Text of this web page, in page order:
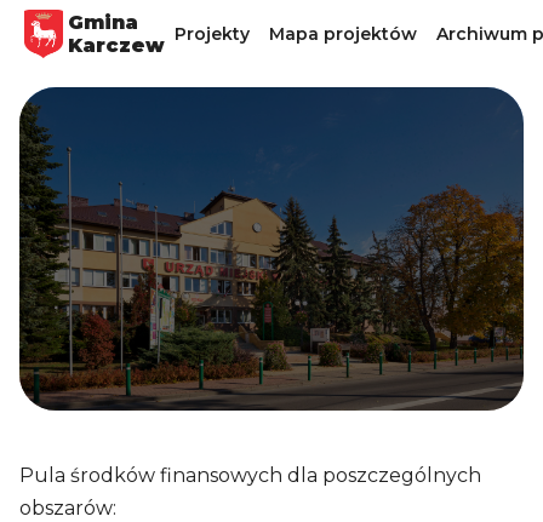
Gmina
Karczew Projekty Mapa projektów Archiwum
Pula środków finansowych dla poszczególnych
obszarów: